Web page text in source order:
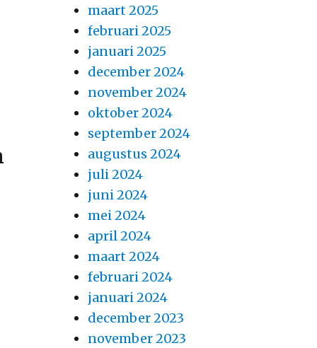
maart 2025
februari 2025
januari 2025
december 2024
november 2024
oktober 2024
september 2024
augustus 2024
juli 2024
juni 2024
mei 2024
april 2024
maart 2024
februari 2024
januari 2024
december 2023
november 2023